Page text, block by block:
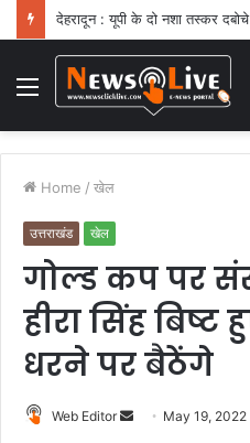
देहरादून : यूपी के दो नशा तस्कर
Menu
Home / खेल
उत्तराखंड खेल
गोल्ड कप पर
हीरा सिंह
धरने पर बैठेंगे
Web Editor May 19, 2022